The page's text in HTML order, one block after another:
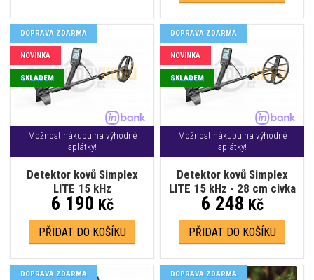
Možnost nákupu na výhodné
splátky!
Detektor kovů Simplex
LITE 15 kHz
DOPRAVA ZDARMA
NOVINKA
SKLADEM
6 190 Kč
PŘIDAT DO KOŠÍKU
Možnost nákupu na výhodné
splátky!
Detektor kovů Simplex
LITE 15 kHz - 28 cm civka
DOPRAVA ZDARMA
NOVINKA
SKLADEM
6 248 Kč
PŘIDAT DO KOŠÍKU
DOPRAVA ZDARMA DOPRAVA ZDARMA